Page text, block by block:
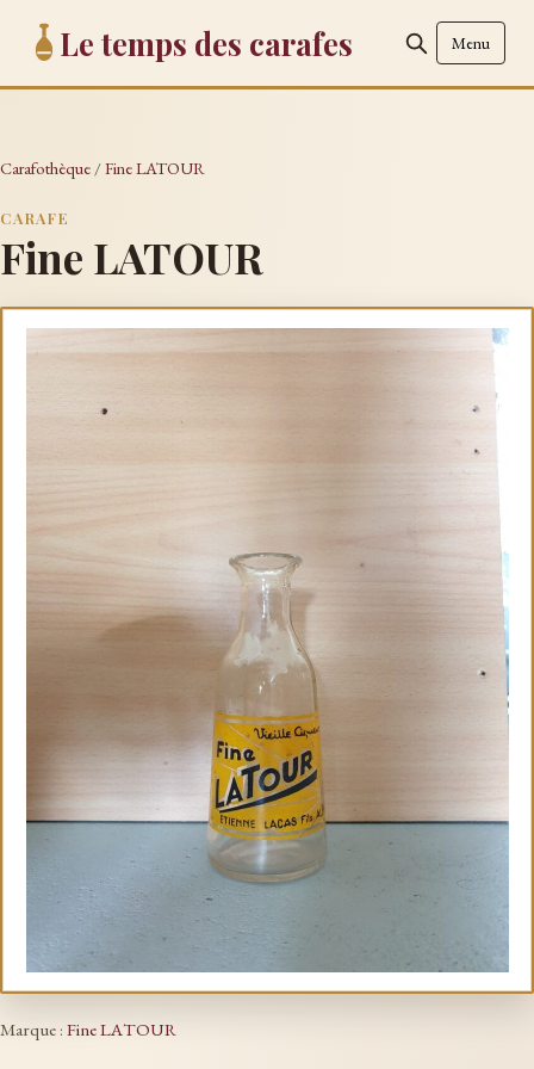
Le temps des carafes Menu
Carafothèque /Fine LATOUR
CARAFE
Fine LATOUR
Marque : Fine LATOUR